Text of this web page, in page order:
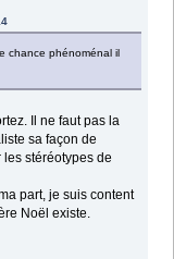
chance phénoménal il
Il ne faut pas la
sa façon de
stéréotypes de
part, je suis content
Noël existe.